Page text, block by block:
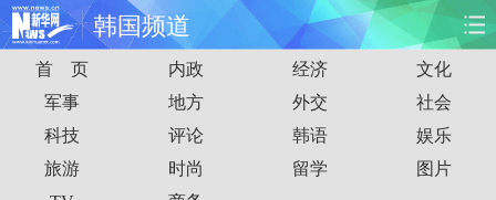
韩国频道
首页 时政 国际 财经
娱乐 体育 人事 教育
时尚 思客
首 页 内政 经济
文化
军事
地方 外交
社会
科技
评论 韩语
娱乐
旅游
时尚 留学
图片